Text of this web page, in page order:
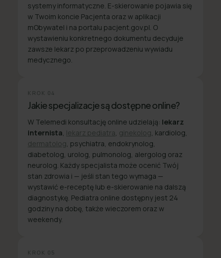
systemy informatyczne. E-skierowanie pojawia się
w Twoim koncie Pacjenta oraz w aplikacji
mObywatel i na portalu pacjent.gov.pl. O
wystawieniu konkretnego dokumentu decyduje
zawsze lekarz po przeprowadzeniu wywiadu
medycznego.
KROK 04
Jakie specjalizacje są dostępne online?
W Telemedi konsultację online udzielają: lekarz
internista lekarz pediatra ginekolog , kardiolog,
dermatolog , psychiatra, endokrynolog,
diabetolog, urolog, pulmonolog, alergolog oraz
neurolog. Każdy specjalista może ocenić Twój
stan zdrowia i — jeśli stan tego wymaga —
wystawić e-receptę lub e-skierowanie na dalszą
diagnostykę. Pediatra online dostępny jest 24
godziny na dobę, także wieczorem oraz w
weekendy.
KROK 05